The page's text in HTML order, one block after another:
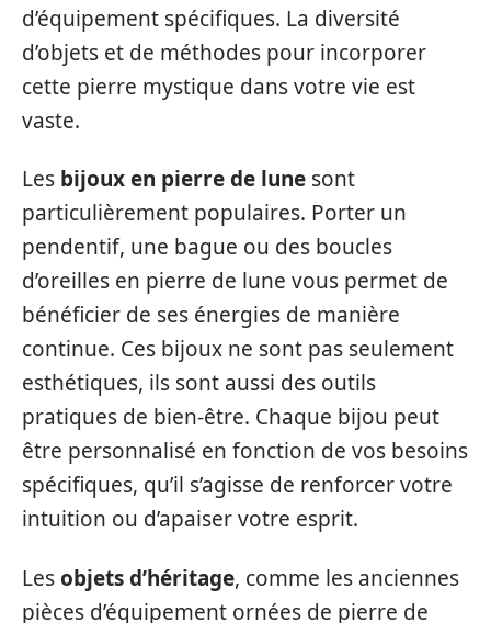
d’équipement spécifiques. La diversité
d’objets et de méthodes pour incorporer
cette pierre mystique dans votre vie est
vaste.
Les bijoux en pierre de lune sont
particulièrement populaires. Porter un
pendentif, une bague ou des boucles
d’oreilles en pierre de lune vous permet de
bénéficier de ses énergies de manière
continue. Ces bijoux ne sont pas seulement
esthétiques, ils sont aussi des outils
pratiques de bien-être. Chaque bijou peut
être personnalisé en fonction de vos besoins
spécifiques, qu’il s’agisse de renforcer votre
intuition ou d’apaiser votre esprit.
Lesobjets d’héritage, comme les anciennes
pièces d’équipement ornées de pierre de